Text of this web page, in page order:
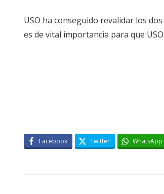
USO ha conseguido revalidar los
es de vital importancia para que
Facebook Twitter WhatsApp